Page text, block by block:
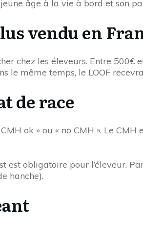
âge à la vie à bord et son
vendu en
chez les éleveurs. Entre 500€
le même temps, le LOOF
de race
ok » ou « no CMH ». Le CMH
est obligatoire pour l’éleveur.
hanche).